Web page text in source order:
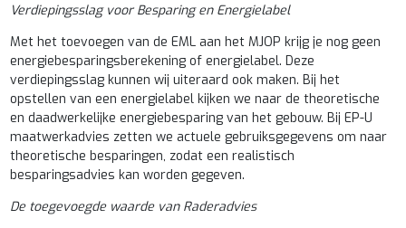
Verdiepingsslag voor Besparing en Energielabel
Met het toevoegen van de EML aan het MJOP krijg je nog geen
energiebesparingsberekening of energielabel. Deze
verdiepingsslag kunnen wij uiteraard ook maken. Bij het
opstellen van een energielabel kijken we naar de theoretische
en daadwerkelijke energiebesparing van het gebouw. Bij EP-U
maatwerkadvies zetten we actuele gebruiksgegevens om naar
theoretische besparingen, zodat een realistisch
besparingsadvies kan worden gegeven.
De toegevoegde waarde van Raderadvies